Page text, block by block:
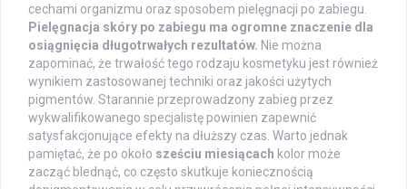
cechami organizmu oraz sposobem pielęgnacji po zabiegu.
Pielęgnacja skóry po zabiegu ma ogromne znaczenie dla
osiągnięcia długotrwałych rezultatów. Nie można
zapominać, że trwałość tego rodzaju kosmetyku jest również
wynikiem zastosowanej techniki oraz jakości użytych
pigmentów. Starannie przeprowadzony zabieg przez
wykwalifikowanego specjalistę powinien zapewnić
satysfakcjonujące efekty na dłuższy czas. Warto jednak
pamiętać, że po około sześciu miesiącach kolor może
zacząć blednąć, co często skutkuje koniecznością